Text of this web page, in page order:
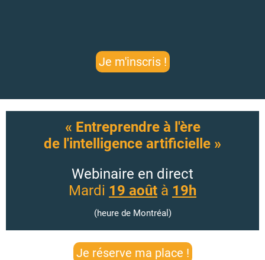
Je m'inscris !
« Entreprendre à l'ère
de l'intelligence artificielle »
Webinaire en direct
Mardi 19 août à 19h
(heure de Montréal)
Je réserve ma place !